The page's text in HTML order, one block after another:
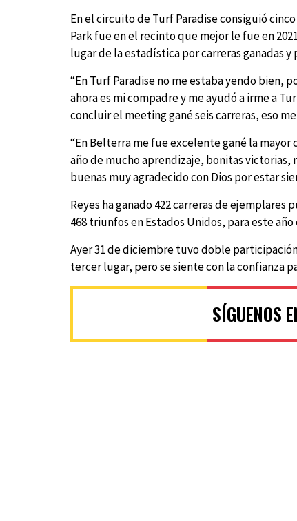
En el circuito de Turf Paradise consiguió
Park fue en el recinto que mejor le fue en
lugar de la estadística por carreras ganadas
“En Turf Paradise no me estaba yendo bien,
ahora es mi compadre y me ayudó a irme a
concluir el meeting gané seis carreras, eso
“En Belterra me fue excelente gané la
año de mucho aprendizaje, bonitas victorias,
buenas muy agradecido con Dios por estar
Reyes ha ganado 422 carreras de
468 triunfos en Estados Unidos, para este
Ayer 31 de diciembre tuvo doble
tercer lugar, pero se siente con la confianza
SÍGUENOS